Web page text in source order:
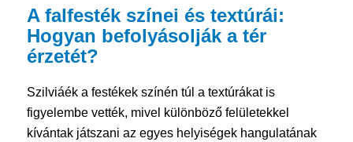
A falfestékszínei és textúrái:
Hogyan befolyásolják a tér
érzetét?
Szilviáék a festékek színén túl a textúrákat is
figyelembe vették, mivel különböző felületekkel
kívántak játszani az egyes helyiségek hangulatának